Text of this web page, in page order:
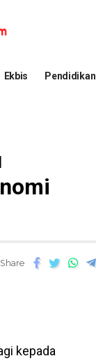
Ekbis Pendidikan
Share
kepada